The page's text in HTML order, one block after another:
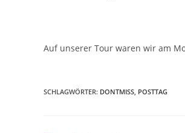
Auf unserer Tour waren wir am
SCHLAGWÖRTER: DONTMISS POSTTAG